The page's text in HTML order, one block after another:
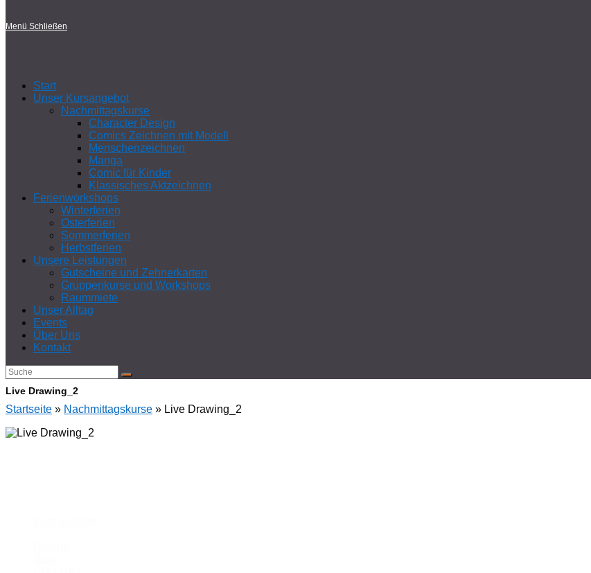
Menü Schließen
Start
Unser Kursangebot
Nachmittagskurse
Character Design
Comics Zeichnen mit Modell
Menschenzeichnen
Manga
Comic für Kinder
Klassisches Aktzeichnen
Ferienworkshops
Winterferien
Osterferien
Sommerferien
Herbstferien
Unsere Leistungen
Gutscheine und Zehnerkarten
Gruppenkurse und Workshops
Raummiete
Unser Alltag
Events
Über Uns
Kontakt
Live Drawing_2
Startseite » Nachmittagskurse » Live Drawing_2